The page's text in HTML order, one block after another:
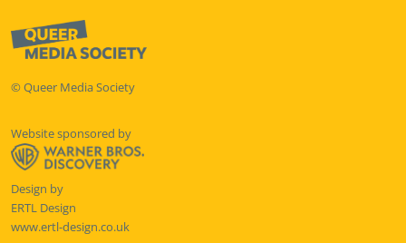
© Queer Media Society
Website sponsored by
Design by
ERTL Design
www.ertl-design.co.uk